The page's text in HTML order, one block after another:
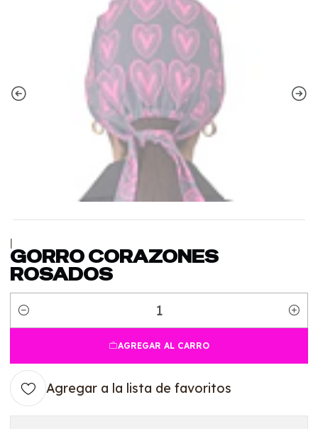
|
GORRO CORAZONES
ROSADOS
Cantidad
AGREGAR AL CARRO
Agregar a la lista de favoritos